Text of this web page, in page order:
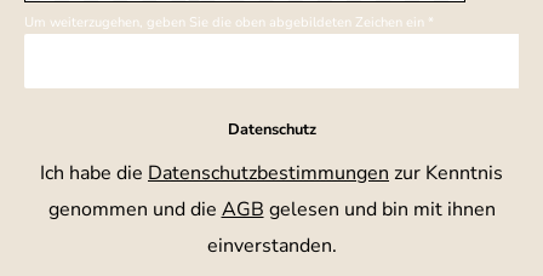
Um weiterzugehen, geben Sie die oben abgebildeten Zeichen ein *
Datenschutz
Ich habe die Datenschutzbestimmungen zur Kenntnis
genommen und die AGB gelesen und bin mit ihnen
einverstanden.